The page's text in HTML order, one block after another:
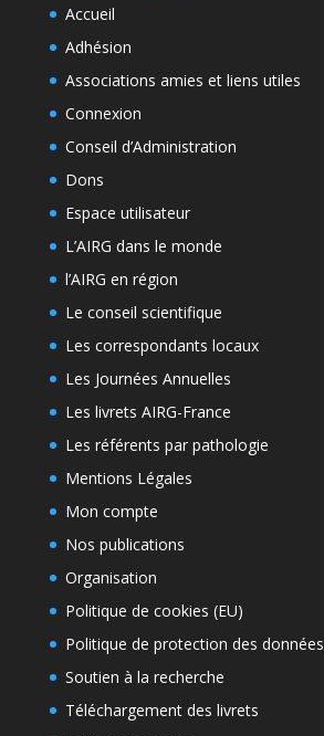
Accueil
Adhésion
Associations amies et liens utiles
Connexion
Conseil d’Administration
Dons
Espace utilisateur
L’AIRG dans le monde
l’AIRG en région
Le conseil scientifique
Les correspondants locaux
Les Journées Annuelles
Les livrets AIRG-France
Les référents par pathologie
Mentions Légales
Mon compte
Nos publications
Organisation
Politique de cookies (EU)
Politique de protection des données
Soutien à la recherche
Téléchargement des livrets